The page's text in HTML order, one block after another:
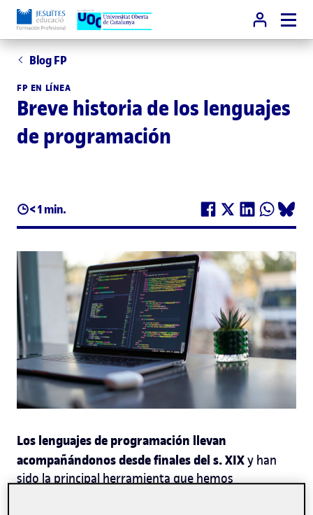
Blog FP
FP EN LÍNEA
Breve historia de los lenguajes
de programación
< 1 min.
Los lenguajes de programación llevan
acompañándonos desde finales del s. XIXy han
sido la principal herramienta que hemos